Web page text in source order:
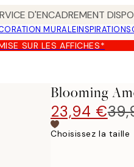
D'ENCADREMENT
MURALEINSPIRATION
SUR LES AFFICHES*
Blooming
23,94 €
Choisissez la taille